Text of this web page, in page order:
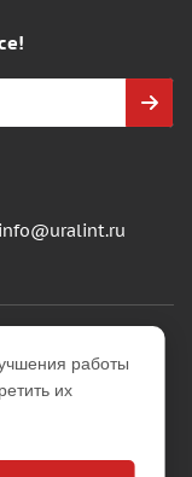
info@uralint.ru
отделочных
работы
их